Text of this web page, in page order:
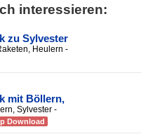
interessieren:
zu Sylvester
Heulern -
mit Böllern,
Sylvester -
Download